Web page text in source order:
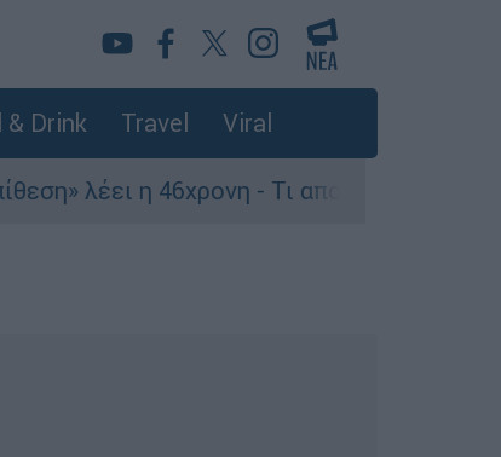
& Drink Travel Viral
46χρονη - Τι αποκάλυψε στους